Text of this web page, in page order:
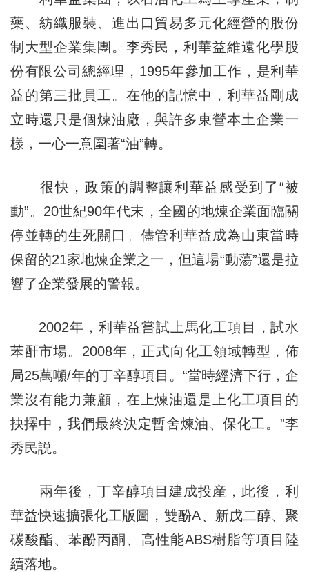
藥、紡織服裝、進出口貿易多元化經營的股份
制大型企業集團。李秀民，利華益維遠化學股
份有限公司總經理，1995年參加工作，是利華
益的第三批員工。在他的記憶中，利華益剛成
立時還只是個煉油廠，與許多東營本土企業一
樣，一心一意圍著“油”轉。
很快，政策的調整讓利華益感受到了“被
動”。20世紀90年代末，全國的地煉企業面臨關
停並轉的生死關口。儘管利華益成為山東當時
保留的21家地煉企業之一，但這場“動蕩”還是拉
響了企業發展的警報。
2002年，利華益嘗試上馬化工項目，試水
苯酐市場。2008年，正式向化工領域轉型，佈
局25萬噸/年的丁辛醇項目。“當時經濟下行，企
業沒有能力兼顧，在上煉油還是上化工項目的
抉擇中，我們最終決定暫舍煉油、保化工。”李
秀民説。
兩年後，丁辛醇項目建成投産，此後，利
華益快速擴張化工版圖，雙酚A、新戊二醇、聚
碳酸酯、苯酚丙酮、高性能ABS樹脂等項目陸
續落地。